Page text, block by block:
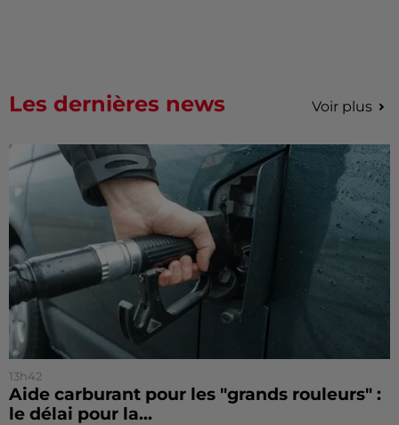
Les dernières news Voir plus
13h42
Aide carburant pour les "grands rouleurs" :
le délai pour la...